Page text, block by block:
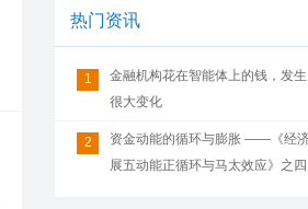
热门资讯
1
金融机构花在智能体上的钱，发生
很大变化
2
资金动能的循环与膨胀 ——《经
展五动能正循环与马太效应》之四